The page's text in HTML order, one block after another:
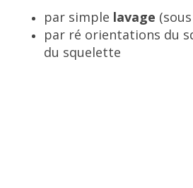
par simple lavage
par ré orientations du
du squelette